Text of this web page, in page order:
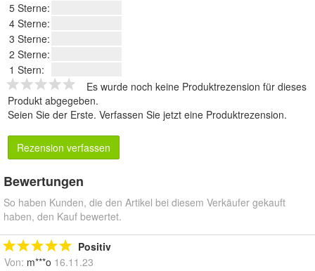
5 Sterne:
4 Sterne:
3 Sterne:
2 Sterne:
1 Stern:
Es wurde noch keine Produktrezension für dieses
Produkt abgegeben.
Seien Sie der Erste. Verfassen Sie jetzt eine Produktrezension.
Rezension verfassen
Bewertungen
So haben Kunden, die den Artikel bei diesem Verkäufer gekauft
haben, den Kauf bewertet.
Positiv
Von: m***o 16.11.23